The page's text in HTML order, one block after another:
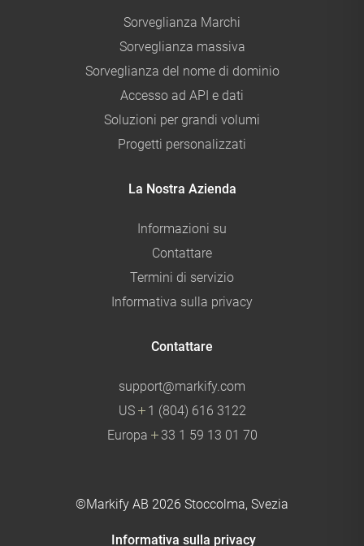
Sorveglianza Marchi
Sorveglianza massiva
Sorveglianza del nome di dominio
Accesso ad API e dati
Soluzioni per grandi volumi
Progetti personalizzati
La Nostra Azienda
Informazioni su
Contattare
Termini di servizio
Informativa sulla privacy
Contattare
support@markify.com
US
1 (804) 616 3122
Europa
33 1 59 13 01 70
©Markify AB 2026 Stoccolma, Svezia
Informativa sulla privacy